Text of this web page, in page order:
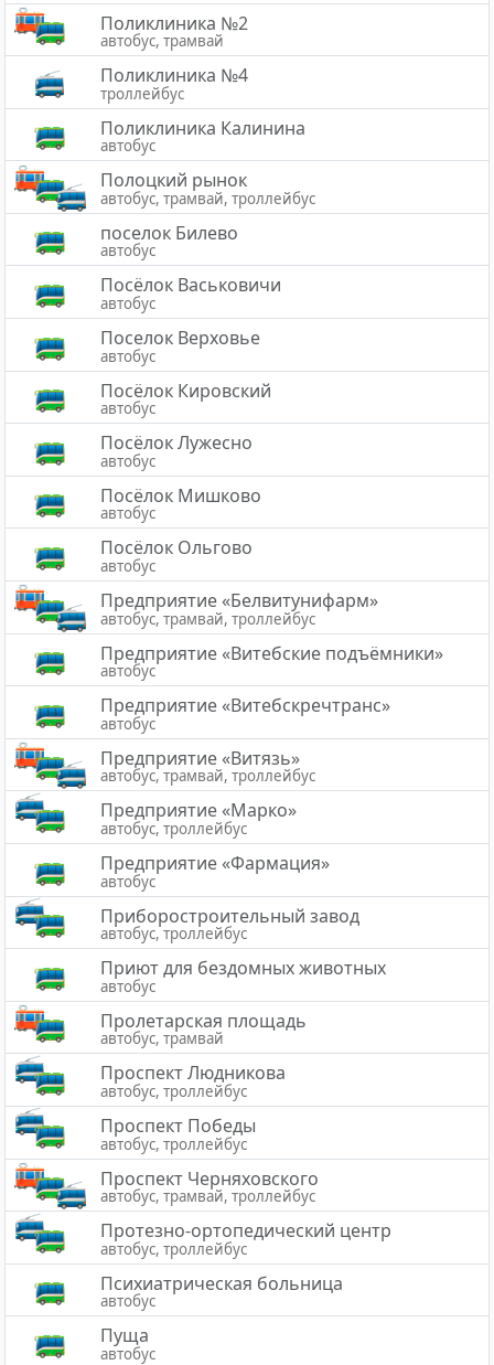
Поликлиника №2
автобус, трамвай
Поликлиника №4
троллейбус
Поликлиника Калинина
автобус
Полоцкий рынок
автобус, трамвай, троллейбус
поселок Билево
автобус
Посёлок Васьковичи
автобус
Поселок Верховье
автобус
Посёлок Кировский
автобус
Посёлок Лужесно
автобус
Посёлок Мишково
автобус
Посёлок Ольгово
автобус
Предприятие «Белвитунифарм»
автобус, трамвай, троллейбус
Предприятие «Витебские подъёмники»
автобус
Предприятие «Витебскречтранс»
автобус
Предприятие «Витязь»
автобус, трамвай, троллейбус
Предприятие «Марко»
автобус, троллейбус
Предприятие «Фармация»
автобус
Приборостроительный завод
автобус, троллейбус
Приют для бездомных животных
автобус
Пролетарская площадь
автобус, трамвай
Проспект Людникова
автобус, троллейбус
Проспект Победы
автобус, троллейбус
Проспект Черняховского
автобус, трамвай, троллейбус
Протезно-ортопедический центр
автобус, троллейбус
Психиатрическая больница
автобус
Пуща
автобус